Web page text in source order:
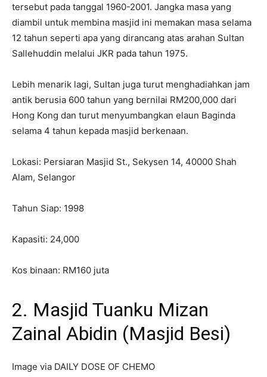
tersebut pada tanggal 1960-2001. Jangka masa yang
diambil untuk membina masjid ini memakan masa selama
12 tahun seperti apa yang dirancang atas arahan Sultan
Sallehuddin melalui JKR pada tahun 1975.
Lebih menarik lagi, Sultan juga turut menghadiahkan jam
antik berusia 600 tahun yang bernilai RM200,000 dari
Hong Kong dan turut menyumbangkan elaun Baginda
selama 4 tahun kepada masjid berkenaan.
Lokasi: Persiaran Masjid St., Sekysen 14, 40000 Shah
Alam, Selangor
Tahun Siap: 1998
Kapasiti: 24,000
Kos binaan: RM160 juta
2. Masjid Tuanku Mizan
Zainal Abidin (Masjid Besi)
Image via DAILY DOSE OF CHEMO